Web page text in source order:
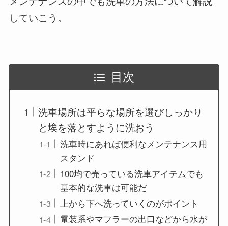
していこう。
目次
洗車場所は平らな場所を選びしっかり
と埃を落とすように洗おう
洗車時にあれば便利なメンテナンス用
スタンド
100均で売っている洗車アイテムでも
基本的な洗車は可能だ
上から下へ洗っていくのがポイント
電装系やマフラーの出口などから水が